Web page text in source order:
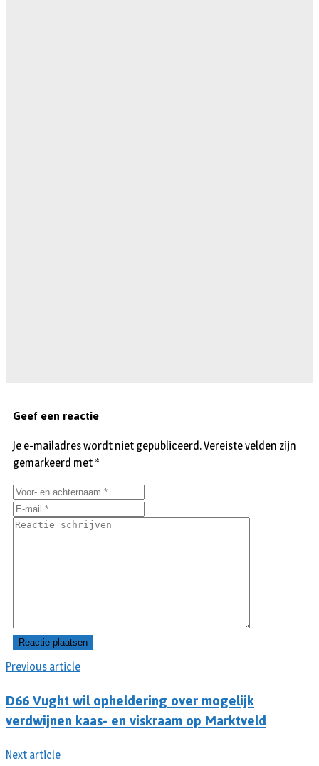
Previous article
D66 Vught wil opheldering over mogelijk
verdwijnen kaas- en viskraam op Marktveld
Next article
Geef een reactie
Je e-mailadres wordt niet gepubliceerd.Vereiste velden zijn
gemarkeerd met *